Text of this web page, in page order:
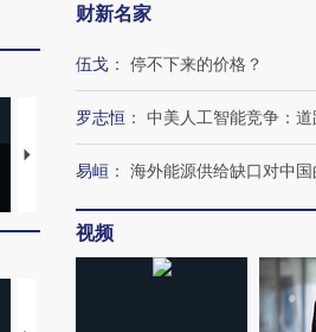
马航飞行员跨国走私7万
粒摇头丸 尿检体内含3种
度Z世代 用街头
财新名家
伍戈 ： 停不下来的价格？
罗志恒 ： 中美人工智能竞争：
易峘 ： 海外能源供给缺口对中国
视频